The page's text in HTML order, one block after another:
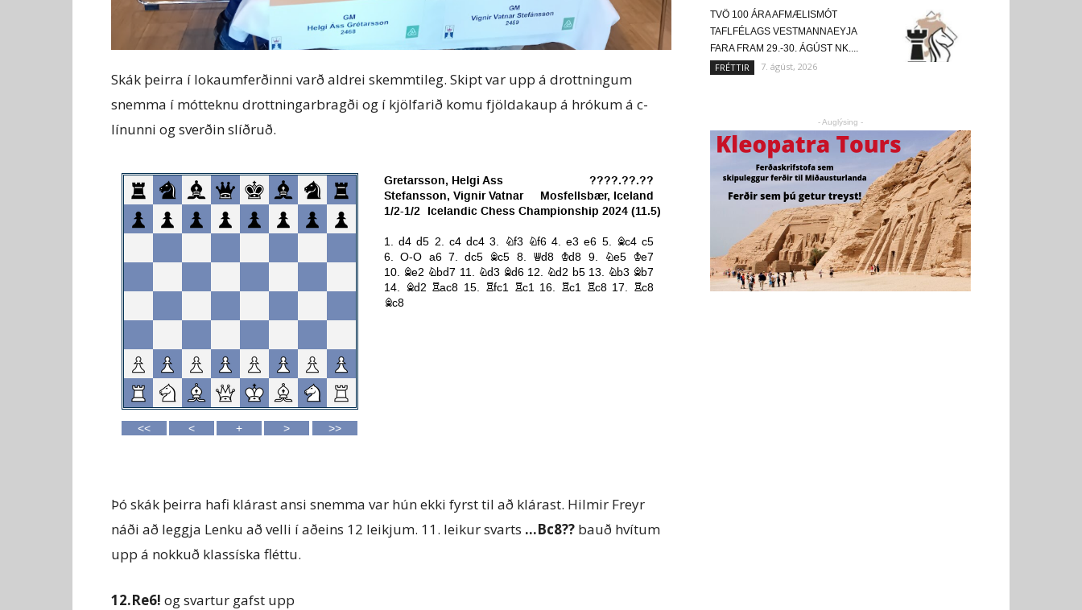
Skák þeirra í lokaumferðinni varð aldrei skemmtileg. Skipt var upp á drottningum
snemma í mótteknu drottningarbragði og í kjölfarið komu fjöldakaup á hrókum á c-
línunni og sverðin slíðruð.
Þó skák þeirra hafi klárast ansi snemma var hún ekki fyrst til að klárast. Hilmir Freyr
náði að leggja Lenku að velli í aðeins 12 leikjum. 11. leikur svarts …Bc8?? bauð hvítum
upp á nokkuð klassíska fléttu.
12.Re6! og svartur gafst upp
TVÖ 100 ÁRA AFMÆLISMÓT
TAFLFÉLAGS VESTMANNAEYJA
FARA FRAM 29.-30. ÁGÚST NK....
FRÉTTIR 7. ágúst, 2026
- Auglýsing -